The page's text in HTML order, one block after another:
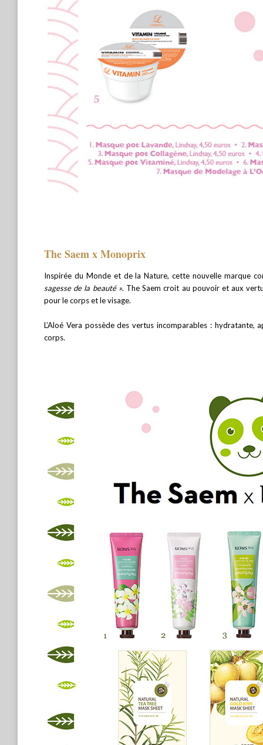
The Saem x Monoprix
Inspirée du Monde et de la Nature, cette nouvelle marque
sagesse de la beauté ». The Saem croit au pouvoir et aux
pour le corps et le visage.
L’Aloé Vera possède des vertus incomparables : hydratante,
corps.